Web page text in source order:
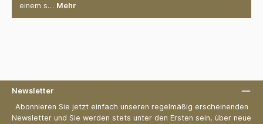
einem s… Mehr
Newsletter
Abonnieren Sie jetzt einfach unseren regelmäßig erscheinenden
Newsletter und Sie werden stets unter den Ersten sein, über neue